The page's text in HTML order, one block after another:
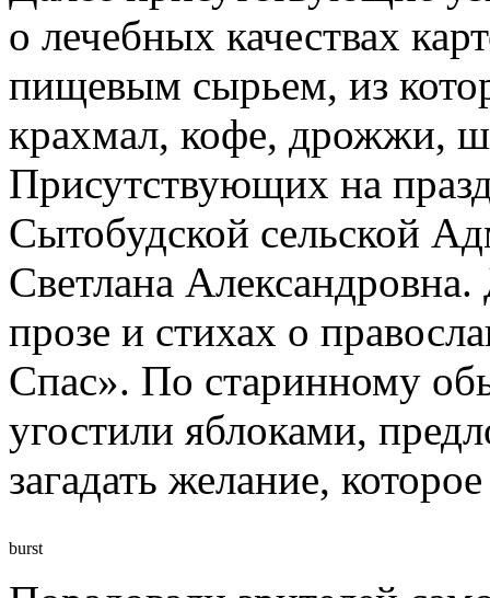
о лечебных качествах
пищевым сырьем, из
крахмал, кофе, дрожжи,
Присутствующих на
Сытобудской сельской
Светлана Александровна.
прозе и стихах о
Спас». По старинному
угостили яблоками,
загадать желание,
burst